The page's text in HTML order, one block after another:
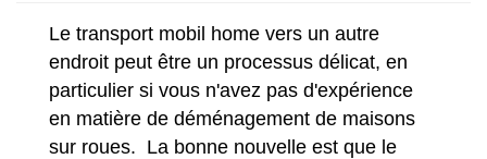
Le transport mobil home vers un autre
endroit peut être un processus délicat, en
particulier si vous n'avez pas d'expérience
en matière de déménagement de maisons
sur roues. La bonne nouvelle est que le